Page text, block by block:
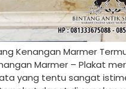
Kenangan Marmer
Marmer – Plakat
yang tentu sangat